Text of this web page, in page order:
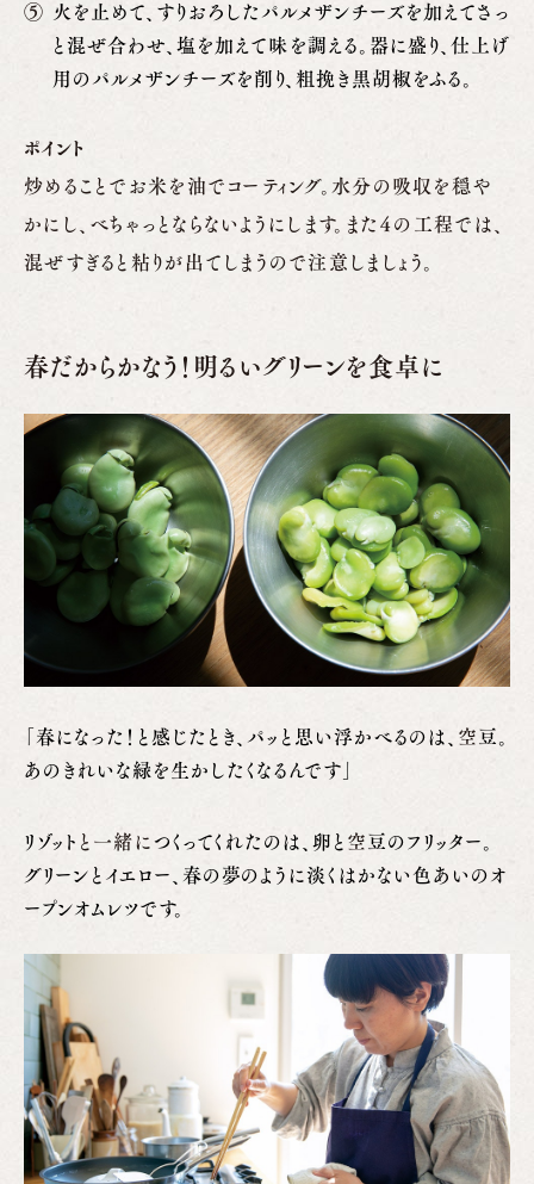
火を止めて、すりおろしたパルメザンチーズを加えてさっ
と混ぜ合わせ、塩を加えて味を調える。器に盛り、仕上げ
用のパルメザンチーズを削り、粗挽き黒胡椒をふる。
ポイント
炒めることでお米を油でコーティング。水分の吸収を穏や
かにし、べちゃっとならないようにします。また４の工程では、
混ぜすぎると粘りが出てしまうので注意しましょう。
春だからかなう！明るいグリーンを食卓に
「春になった！と感じたとき、パッと思い浮かべるのは、 空豆。
あのきれいな緑を生かしたくなるんです」
リゾット と一緒に つくってくれたのは、卵と 空豆のフリッター。
グリーンとイエロー、春の夢のように淡くはかない色あいのオ
ープンオムレツです。